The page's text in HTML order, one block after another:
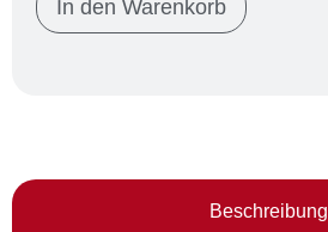
In den Warenkorb
Beschreibung